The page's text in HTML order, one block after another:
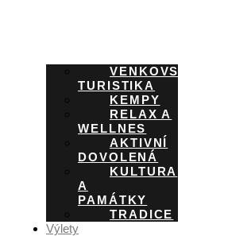
VENKOVSKÁ
TURISTIKA
KEMPY
RELAX A
WELLNES
AKTIVNÍ
DOVOLENÁ
KULTURA
A
PAMÁTKY
TRADICE
Výlety